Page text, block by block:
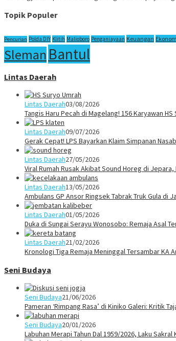
Topik Populer
Pencurian Polda DIY Klitih Malioboro Penganiayaan Keuangan
Sleman Bantul
Lintas Daerah
Lintas Daerah03/08/2026
Tangis Haru Pecah di Magelang! 156 Karyawan
Lintas Daerah09/07/2026
Gerak Cepat! LPS Bayarkan Klaim Simpanan
Lintas Daerah27/05/2026
Viral Rumah Rusak Akibat Sound Horeg di
Lintas Daerah13/05/2026
Ambulans GP Ansor Ringsek Tabrak Truk Gula di
Lintas Daerah01/05/2026
Duka di Sungai Serayu Wonosobo: Remaja Asal
Lintas Daerah21/02/2026
Kronologi Tiga Remaja Meninggal Tersambar KA
Seni Budaya
Seni Budaya21/06/2026
Pameran ‘Rimpang Rasa’ di Kiniko Galeri: Kritik
Seni Budaya20/01/2026
Labuhan Merapi Tahun Dal 1959/2026, Laku